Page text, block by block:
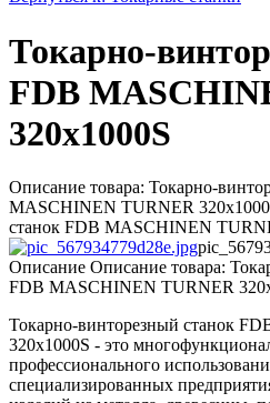
Токарно-
FDB
320х1000S
Описание товара: Токарно-
MASCHINEN TURNER
станок FDB MASCHINEN
Описание Описание товара:
FDB MASCHINEN TURNER
Токарно-винторезный станок
320х1000S - это
профессионального
специализированных